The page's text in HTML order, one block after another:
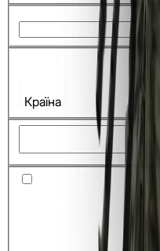
Країна